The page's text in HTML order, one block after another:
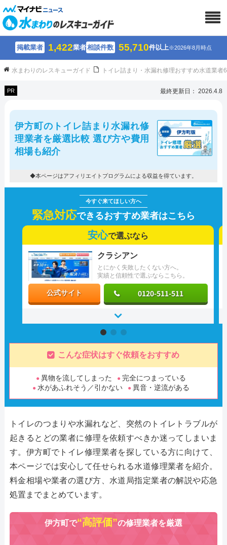
掲載業者 1,422業者相談件数 55,710件以上※2026年8月時点
水まわりのレスキューガイド トイレ詰まり・水漏れ修理おすすめ水道業
PR 最終更新日： 2026.4.8
伊方町のトイレ詰まり水漏れ修
理業者を厳選比較 選び方や費用
相場も紹介
◆本ページはアフィリエイトプログラムによる収益を得ています。
緊急対応できるおすすめ業者はこちら
安心で選ぶなら
とにかく失敗したくない方へ。
実績と信頼性で選ぶならこちら。
クラシアン
公式サイト 0120-511-511
こんな症状はすぐ依頼をおすすめ
異物を流してしまった
完全につまっている
水があふれそう／引かない
異音・逆流がある
トイレのつまりや水漏れなど、突然のトイレトラブルが
起きるとどの業者に修理を依頼すべきか迷ってしまいま
す。伊方町でトイレ修理業者を探している方に向けて、
本ページでは安心して任せられる水道修理業者を紹介。
料金相場や業者の選び方、水道局指定業者の解説や応急
処置までまとめています。
伊方町で“高評価”の修理業者を厳選